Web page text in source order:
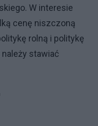
W interesie
cenę niszczoną
rolną i politykę
stawiać